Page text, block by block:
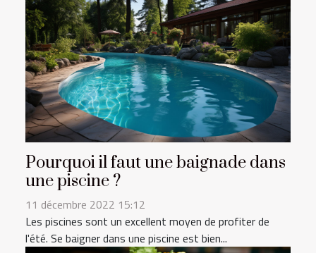
Pourquoi il faut une baignade dans
une piscine ?
11 décembre 2022 15:12
Les piscines sont un excellent moyen de profiter de
l'été. Se baigner dans une piscine est bien...